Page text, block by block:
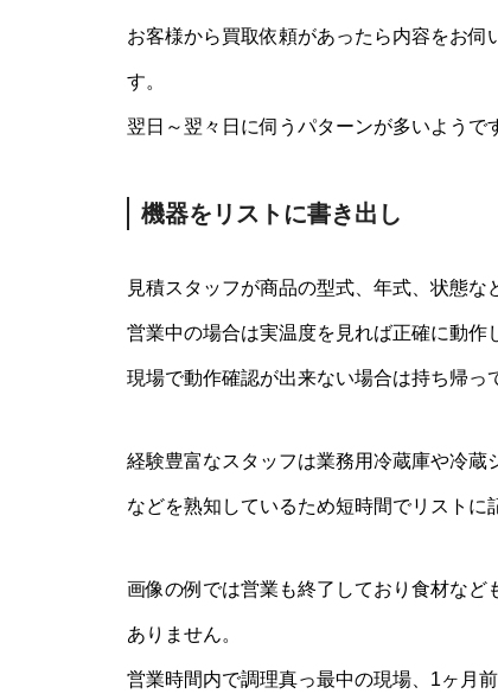
お客様から買取依頼があったら内容をお伺
す。
翌日～翌々日に伺うパターンが多いようで
機器をリストに書き出し
見積スタッフが商品の型式、年式、状態な
営業中の場合は実温度を見れば正確に動作
現場で動作確認が出来ない場合は持ち帰っ
経験豊富なスタッフは業務用冷蔵庫や冷
などを熟知しているため短時間でリストに
画像の例では営業も終了しており食材な
ありません。
営業時間内で調理真っ最中の現場、1ヶ月